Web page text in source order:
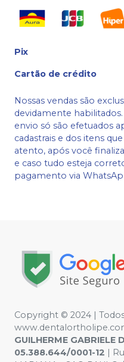
Pix
Cartão de crédito
Nossas vendas são
devidamente
envio só são efetuados
cadastrais e dos itens
atento, após você
e caso tudo esteja
pagamento via
Copyright © 2024 |
GUILHERME GABRIELE
05.388.644/0001-12 |